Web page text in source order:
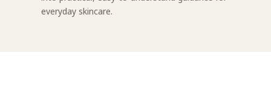
everyday skincare.